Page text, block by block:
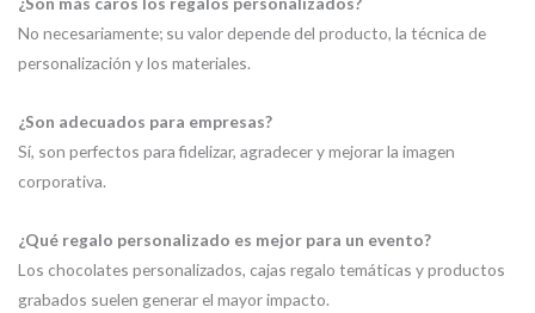
No necesariamente; su valor depende del producto, la técnica de
personalización y los materiales.
¿Son adecuados para empresas?
Sí, son perfectos para fidelizar, agradecer y mejorar la imagen
corporativa.
¿Qué regalo personalizado es mejor para un evento?
Los chocolates personalizados, cajas regalo temáticas y productos
grabados suelen generar el mayor impacto.